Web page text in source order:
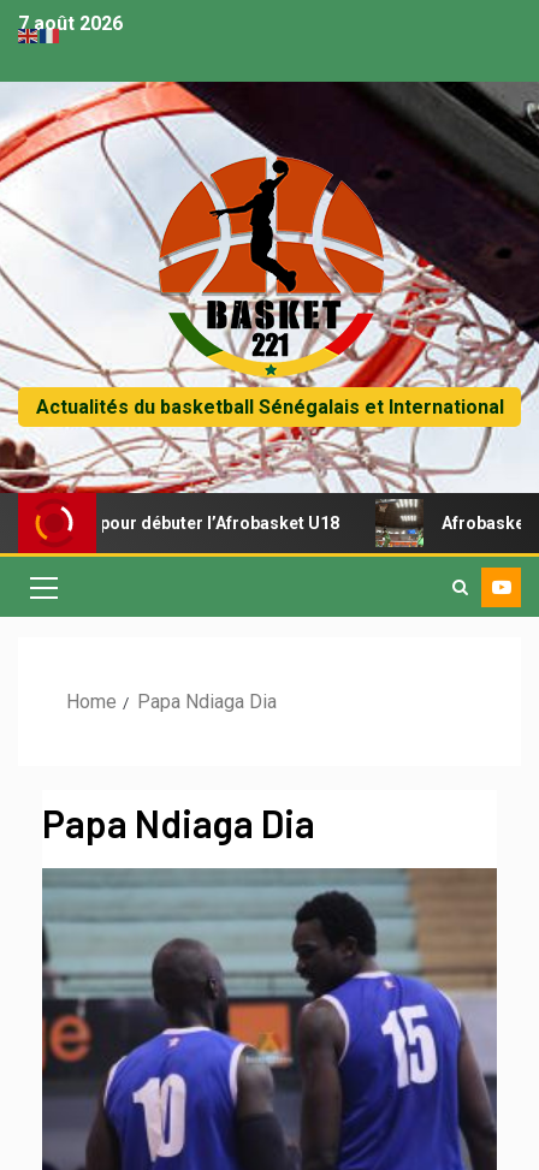
7 août 2026
Actualités du basketball Sénégalais et International
pour débuter l’Afrobasket U18 Afrobasket U18
Home Papa Ndiaga Dia
Papa Ndiaga Dia